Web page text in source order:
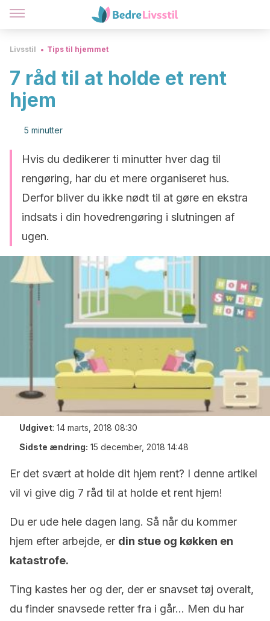
Livsstil Tips til hjemmet
7 råd til at holde et rent
hjem
5 minutter
Hvis du dedikerer ti minutter hver dag til
rengøring, har du et mere organiseret hus.
Derfor bliver du ikke nødt til at gøre en ekstra
indsats i din hovedrengøring i slutningen af
ugen.
Udgivet: 14 marts, 2018 08:30
Sidste ændring: 15 december, 2018 14:48
Er det svært at holde dit hjem rent? I denne artikel
vil vi give dig 7 råd til at holde et rent hjem!
Du er ude hele dagen lang. Så når du kommer
hjem efter arbejde, er din stue og køkken en
katastrofe.
Ting kastes her og der, der er snavset tøj overalt,
du finder snavsede retter fra i går… Men du har